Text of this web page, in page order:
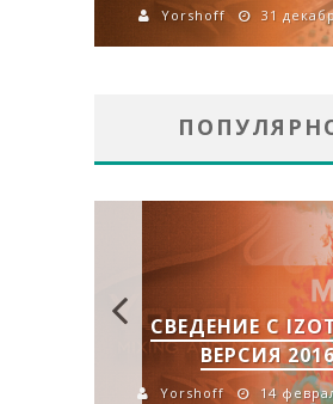
Yorshoff 31
СВЕДЕНИЕ С
ВЕРСИЯ
Yorshoff 14